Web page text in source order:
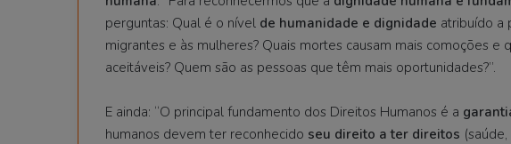
perguntas: Qual é o nível de humanidade e dignidade atribuído a
migrantes e às mulheres? Quais mortes causam mais comoções e
aceitáveis? Quem são as pessoas que têm mais oportunidades?”.
E ainda: “O principal fundamento dos Direitos Humanos é a
humanos devem ter reconhecido seu direito a ter direitos